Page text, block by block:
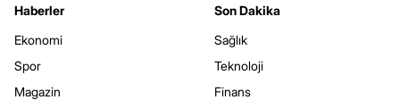
Haberler
Ekonomi
Spor
Magazin
Son Dakika
Sağlık
Teknoloji
Finans